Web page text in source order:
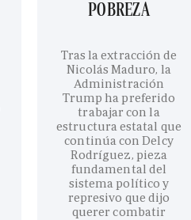
POBREZA
Tras la extracción de
Nicolás Maduro, la
Administración
Trump ha preferido
trabajar con la
estructura estatal que
continúa con Delcy
Rodríguez, pieza
fundamental del
sistema político y
represivo que dijo
querer combatir